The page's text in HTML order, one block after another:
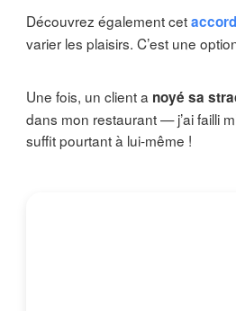
Découvrez également cet
varier les plaisirs. C’est une
Une fois, un client a noyé sa
dans mon restaurant — j’ai failli
suffit pourtant à lui-même !